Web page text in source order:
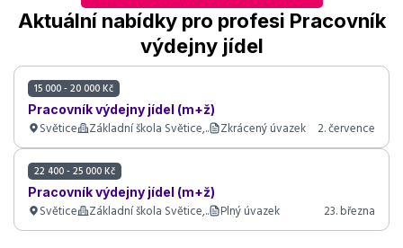
Aktuální nabídky pro profesi Pracovník
výdejny jídel
15 000 - 20 000 Kč
Pracovník výdejny jídel (m+ž)
Světice Základní škola Světice,.. Zkrácený úvazek 2. července
22 400 - 25 000 Kč
Pracovník výdejny jídel (m+ž)
Světice Základní škola Světice,.. Plný úvazek 23. března